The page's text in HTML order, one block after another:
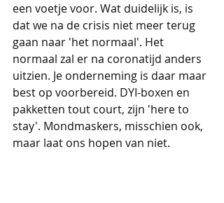
een voetje voor. Wat duidelijk is, is
dat we na de crisis niet meer terug
gaan naar 'het normaal'. Het
normaal zal er na coronatijd anders
uitzien. Je onderneming is daar maar
best op voorbereid. DYI-boxen en
pakketten tout court, zijn 'here to
stay'. Mondmaskers, misschien ook,
maar laat ons hopen van niet.